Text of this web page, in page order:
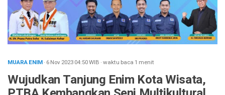
MUARA ENIM· 6 Nov 202304:50WIB ·waktu baca 1 menit
Wujudkan Tanjung Enim Kota Wisata,